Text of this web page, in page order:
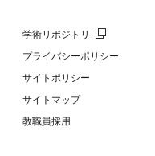
学術リポジトリ
プライバシーポリシー
サイトポリシー
サイトマップ
教職員採用